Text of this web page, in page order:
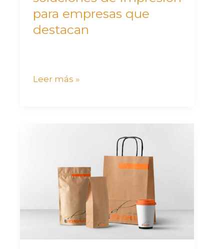
para empresas que
destacan
Leer más »
personalizar
tu
packaging
para